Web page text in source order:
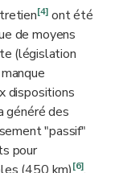
[4] ont été
de moyens
(législation
dispositions
généré des
"passif"
pour
[6]